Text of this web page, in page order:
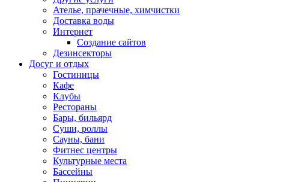
Ателье, прачечные, химчистки
Доставка воды
Интернет
Создание сайтов
Дезинсекторы
Досуг и отдых
Гостиницы
Кафе
Клубы
Рестораны
Бары, бильярд
Суши, роллы
Сауны, бани
Фитнес центры
Культурные места
Бассейны